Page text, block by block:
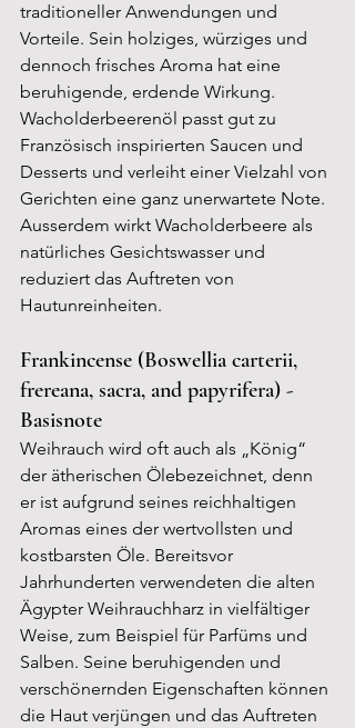
traditioneller Anwendungen und
Vorteile. Sein holziges, würziges und
dennoch frisches Aroma hat eine
beruhigende, erdende Wirkung.
Wacholderbeerenöl passt gut zu
Französisch inspirierten Saucen und
Desserts und verleiht einer Vielzahl von
Gerichten eine ganz unerwartete Note.
Ausserdem wirkt Wacholderbeere als
natürliches Gesichtswasser und
reduziert das Auftreten von
Hautunreinheiten.
Frankincense (Boswellia carterii,
frereana, sacra, and papyrifera) -
Basisnote
Weihrauch wird oft auch als „König“
der ätherischen Ölebezeichnet, denn
er ist aufgrund seines reichhaltigen
Aromas eines der wertvollsten und
kostbarsten Öle. Bereitsvor
Jahrhunderten verwendeten die alten
Ägypter Weihrauchharz in vielfältiger
Weise, zum Beispiel für Parfüms und
Salben. Seine beruhigenden und
verschönernden Eigenschaften können
die Haut verjüngen und das Auftreten